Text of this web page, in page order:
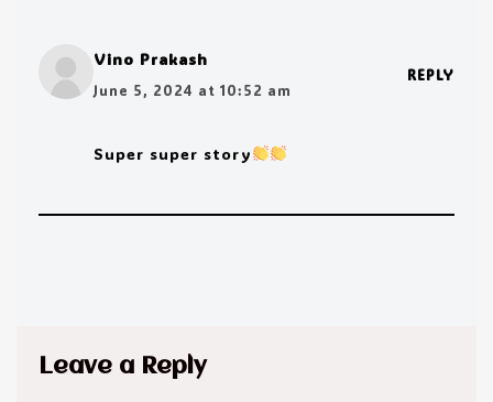
Vino Prakash
June 5, 2024 at 10:52 am
REPLY
Super super story
Leave a Reply